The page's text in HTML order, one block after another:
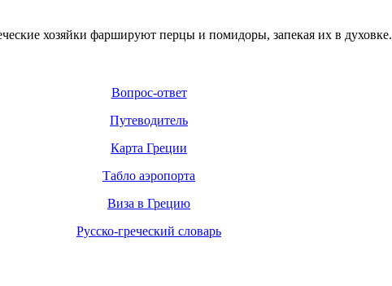
хозяйки фаршируют перцы и помидоры, запекая их в духовке.
Вопрос-ответ
Путеводитель
Карта Греции
Табло аэропорта
Виза в Грецию
Русско-греческий словарь